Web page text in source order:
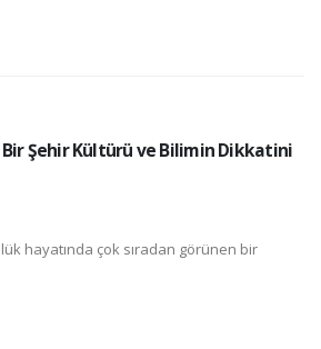
Bir Şehir Kültürü ve Bilimin Dikkatini
hayatında çok sıradan görünen bir